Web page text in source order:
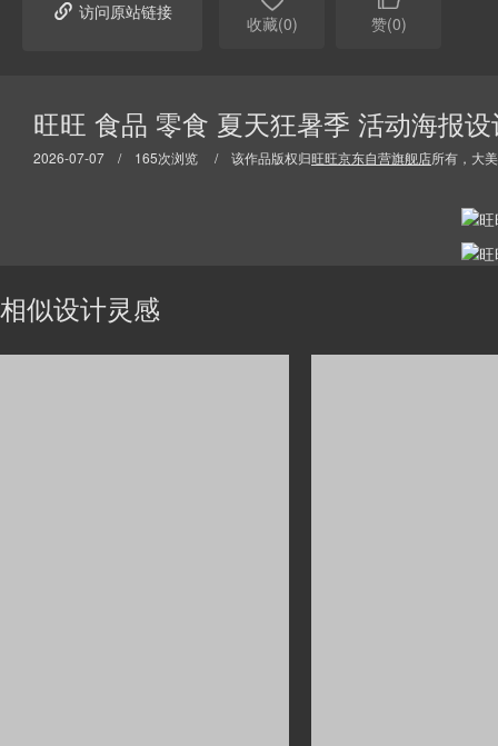
 访问原站链接
收藏(0) 赞(0)
旺旺 食品 零食 夏天狂暑季 活动海报
2026-07-07 / 165次浏览 / 该作品版权归旺旺京东自营旗舰店所有，大
相似设计灵感